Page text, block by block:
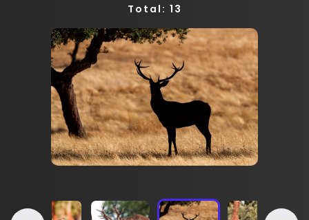
Total: 13